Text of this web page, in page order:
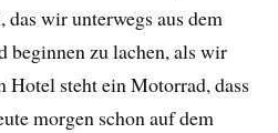
wir unterwegs aus dem
beginnen zu lachen, als wir
Hotel steht ein Motorrad, dass
morgen schon auf dem